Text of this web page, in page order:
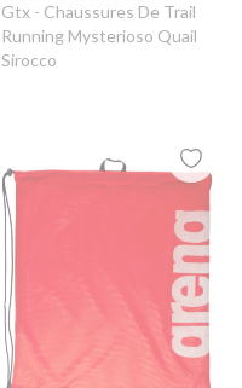
Gtx - Chaussures De Trail
Running Mysterioso Quail
Sirocco